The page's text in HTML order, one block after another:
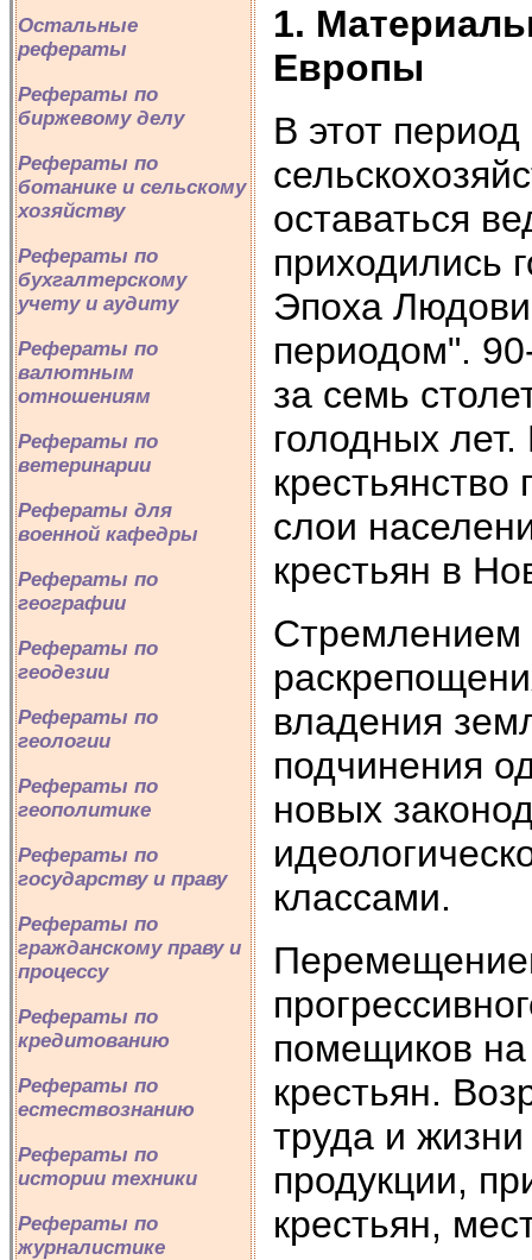
Остальные
рефераты
Рефераты по
биржевому делу
Рефераты по
ботанике и сельскому
хозяйству
Рефераты по
бухгалтерскому
учету и аудиту
Рефераты по
валютным
отношениям
Рефераты по
ветеринарии
Рефераты для
военной кафедры
Рефераты по
географии
Рефераты по
геодезии
Рефераты по
геологии
Рефераты по
геополитике
Рефераты по
государству и праву
Рефераты по
гражданскому праву и
процессу
Рефераты по
кредитованию
Рефераты по
естествознанию
Рефераты по
истории техники
Рефераты по
журналистике
1.
Европы
В этот
оставаться
приходились
Эпоха
периодом".
за семь
голодных
слои
крестьян в
Стремлением
владения
подчинения
новых
классами.
помещиков
крестьян.
труда и
продукции,
крестьян,